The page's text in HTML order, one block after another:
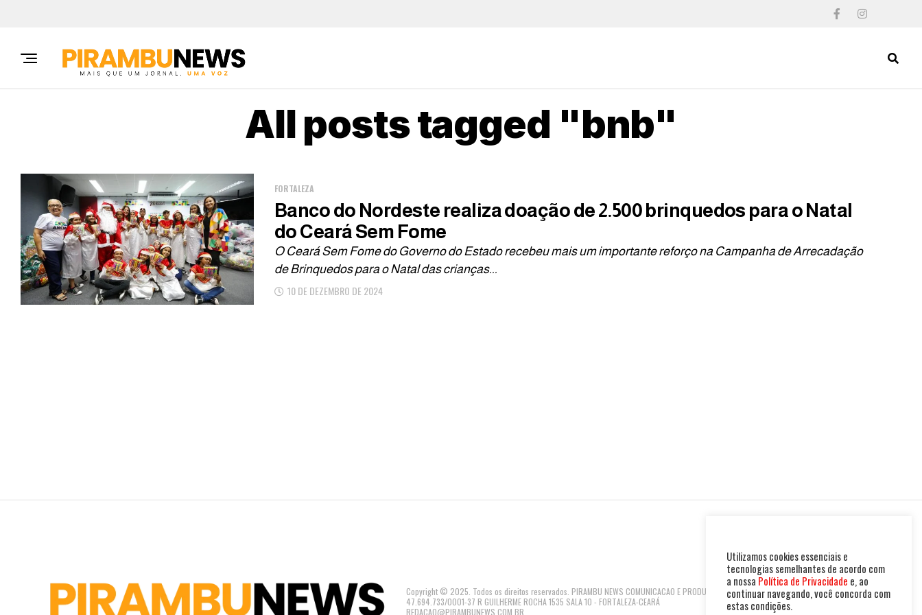
All posts tagged "bnb"
FORTALEZA
Banco do Nordeste realiza doação de 2.500 brinquedos para o Natal
do Ceará Sem Fome
O Ceará Sem Fome do Governo do Estado recebeu mais um importante reforço na Campanha de Arrecadação
de Brinquedos para o Natal das crianças...
10 DE DEZEMBRO DE 2024
Copyright © 2025. Todos os direitos reservados. PIRAMBU NEWS COMUNICACAO E PRODUTOS LTDA | CNPJ:
47.694.733/0001-37 R GUILHERME ROCHA 1535 SALA 10 - FORTALEZA-CEARÁ
REDACAO@PIRAMBUNEWS.COM.BR
Utilizamos cookies essenciais e
tecnologias semelhantes de acordo com
a nossa Política de Privacidade e, ao
continuar navegando, você concorda com
estas condições.